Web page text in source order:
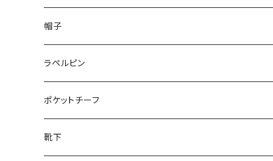
50/XL～
48/L
50/XL～
26cm～
27cm～
28cm～
帽子
ラペルピン
ポケットチーフ
靴下